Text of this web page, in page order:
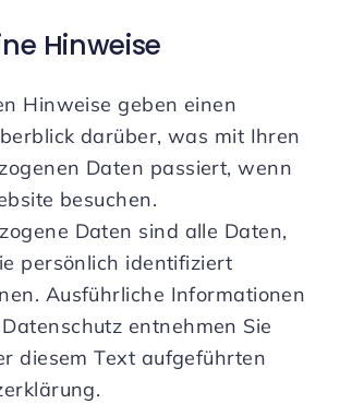
Hinweise
Hinweise geben einen
darüber, was mit Ihren
Daten passiert, wenn
besuchen.
Daten sind alle Daten,
persönlich identifiziert
Ausführliche Informationen
entnehmen Sie
diesem Text aufgeführten